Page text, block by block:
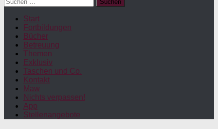
nach:
Start
Fortbildungen
Bücher
Betreuung
Themen
Exklusiv
Taschen und Co.
Kontakt
Maw
Nichts verpassen!
App
Stellenangebote